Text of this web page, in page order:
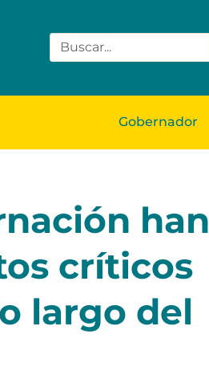
Gobernador
han
críticos
largo del